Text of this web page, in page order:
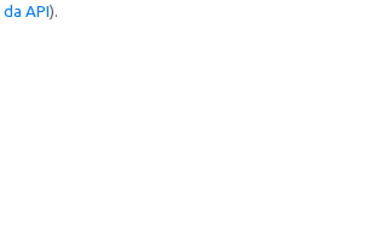
API).